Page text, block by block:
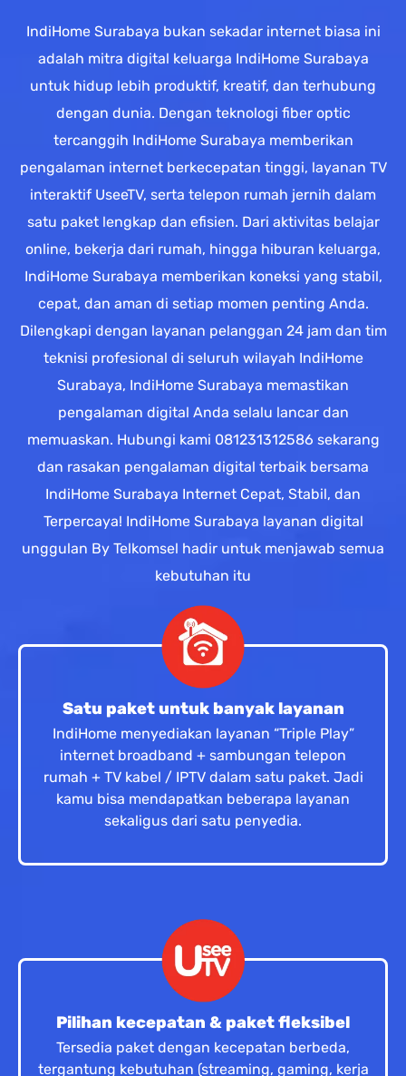
IndiHome Surabaya bukan sekadar internet biasa ini
adalah mitra digital keluarga IndiHome Surabaya
untuk hidup lebih produktif, kreatif, dan terhubung
dengan dunia. Dengan teknologi fiber optic
tercanggih IndiHome Surabaya memberikan
pengalaman internet berkecepatan tinggi, layanan TV
interaktif UseeTV, serta telepon rumah jernih dalam
satu paket lengkap dan efisien. Dari aktivitas belajar
online, bekerja dari rumah, hingga hiburan keluarga,
IndiHome Surabaya memberikan koneksi yang stabil,
cepat, dan aman di setiap momen penting Anda.
Dilengkapi dengan layanan pelanggan 24 jam dan tim
teknisi profesional di seluruh wilayah IndiHome
Surabaya, IndiHome Surabaya memastikan
pengalaman digital Anda selalu lancar dan
memuaskan. Hubungi kami 081231312586 sekarang
dan rasakan pengalaman digital terbaik bersama
IndiHome Surabaya Internet Cepat, Stabil, dan
Terpercaya! IndiHome Surabaya layanan digital
unggulan By Telkomsel hadir untuk menjawab semua
kebutuhan itu
Satu paket untuk banyak layanan
IndiHome menyediakan layanan “Triple Play”
internet broadband + sambungan telepon
rumah + TV kabel / IPTV dalam satu paket. Jadi
kamu bisa mendapatkan beberapa layanan
sekaligus dari satu penyedia.
Pilihan kecepatan & paket fleksibel
Tersedia paket dengan kecepatan berbeda,
tergantung kebutuhan (streaming, gaming, kerja